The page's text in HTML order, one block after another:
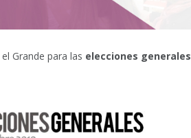
Grande para las elecciones generales